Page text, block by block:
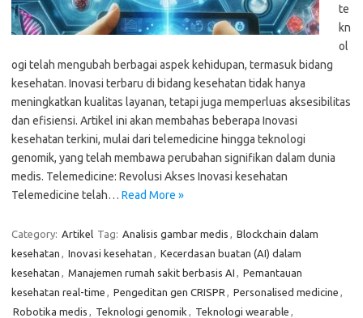
te
kn
ol
ogi telah mengubah berbagai aspek kehidupan, termasuk bidang
kesehatan. Inovasi terbaru di bidang kesehatan tidak hanya
meningkatkan kualitas layanan, tetapi juga memperluas aksesibilitas
dan efisiensi. Artikel ini akan membahas beberapa Inovasi
kesehatan terkini, mulai dari telemedicine hingga teknologi
genomik, yang telah membawa perubahan signifikan dalam dunia
medis. Telemedicine: Revolusi Akses Inovasi kesehatan
Telemedicine telah… Read More »
Category: Artikel Tag: Analisis gambar medis , Blockchain dalam
kesehatan , Inovasi kesehatan , Kecerdasan buatan (AI) dalam
kesehatan , Manajemen rumah sakit berbasis AI , Pemantauan
kesehatan real-time , Pengeditan gen CRISPR , Personalised medicine ,
Robotika medis , Teknologi genomik , Teknologi wearable ,